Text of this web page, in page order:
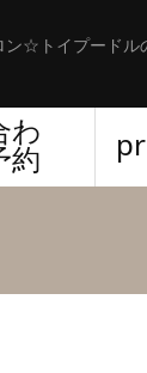
ン☆トイプードル
わ
約